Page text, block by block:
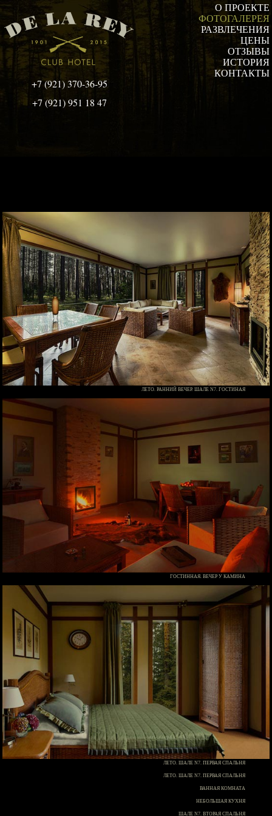
+7 (921) 370-36-95
+7 (921) 951 18 47
О ПРОЕКТЕ
ФОТОГАЛЕРЕЯ
РАЗВЛЕЧЕНИЯ
ЦЕНЫ
ОТЗЫВЫ
ИСТОРИЯ
КОНТАКТЫ
ЛЕТО. РАННИЙ ВЕЧЕР. ШАЛЕ N7. ГОСТИНАЯ
ГОСТИННАЯ. ВЕЧЕР У КАМИНА
ЛЕТО. ШАЛЕ N7. ПЕРВАЯ СПАЛЬНЯ
ЛЕТО. ШАЛЕ N7. ПЕРВАЯ СПАЛЬНЯ
ВАННАЯ КОМНАТА
НЕБОЛЬШАЯ КУХНЯ
ШАЛЕ N7. ВТОРАЯ СПАЛЬНЯ